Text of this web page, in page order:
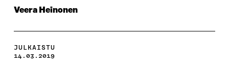
Veera Heinonen
JULKAISTU
14.03.2019